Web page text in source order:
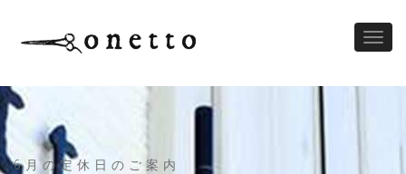
6月の定休日のご案内